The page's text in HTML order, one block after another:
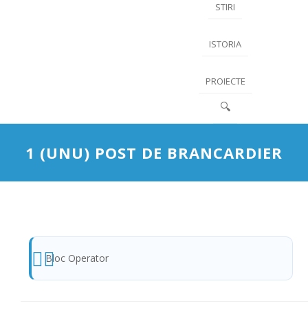
STIRI
ISTORIA
PROIECTE
🔍
1 (UNU) POST DE BRANCARDIER
Bloc Operator